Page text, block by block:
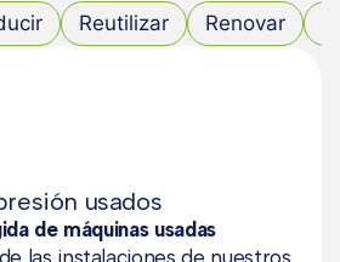
Reutilizar Renovar
usados
de máquinas usadas
las instalaciones de nuestros